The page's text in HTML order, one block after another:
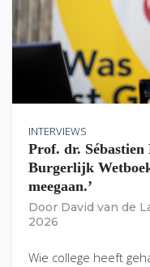
INTERVIEWS
Prof. dr.
Burgerlijk
meegaan.’
Door David van de
2026
Wie college heeft